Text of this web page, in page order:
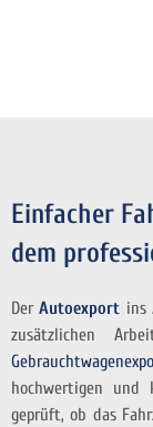
Einfacher
dem
DerAutoexport ins
zusätzlichen
hochwertigen und
geprüft, ob das